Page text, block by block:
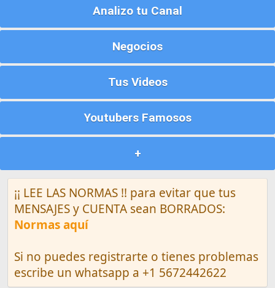
Analizo tu Canal
Negocios
Tus Videos
Youtubers Famosos
+
¡¡ LEE LAS NORMAS !! para evitar que tus
MENSAJES y CUENTA sean BORRADOS:
Normas aquí
Si no puedes registrarte o tienes problemas
escribe un whatsapp a +1 5672442622